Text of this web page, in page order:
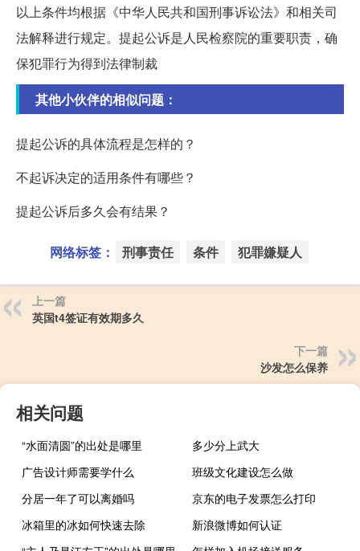
以上条件均根据《中华人民共和国刑事诉讼法》和相关司
法解释进行规定。提起公诉是人民检察院的重要职责，确
保犯罪行为得到法律制裁
其他小伙伴的相似问题：
提起公诉的具体流程是怎样的？
不起诉决定的适用条件有哪些？
提起公诉后多久会有结果？
网络标签： 刑事责任 条件 犯罪嫌疑人
上一篇
英国t4签证有效期多久
下一篇
沙发怎么保养
相关问题
“水面清圆”的出处是哪里
多少分上武大
广告设计师需要学什么
班级文化建设怎么做
分居一年了可以离婚吗
京东的电子发票怎么打印
冰箱里的冰如何快速去除
新浪微博如何认证